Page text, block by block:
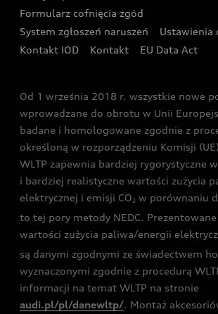
Ubezpieczenie
Audi exclusive
Audi i Puchar Świata w Skokach
Zakopanem
Formularz cofnięcia zgód
System zgłoszeń naruszeń
Ustawienia
Kontakt IOD
Kontakt EU Data Act
Od 1 września 2018 r. wszystkie nowe
wprowadzane do obrotu w Unii
badane i homologowane zgodnie z
określoną w rozporządzeniu Komisji
WLTP zapewnia bardziej rygorystyczne
i bardziej realistyczne wartości zużycia
elektrycznej i emisji CO2 w porównaniu
to tej pory metody NEDC.
wartości zużycia paliwa/energii
są danymi zgodnymi ze świadectwem
wyznaczonymi zgodnie z procedurą
informacji na temat WLTP na stronie
audi.pl/pl/danewltp/. Montaż